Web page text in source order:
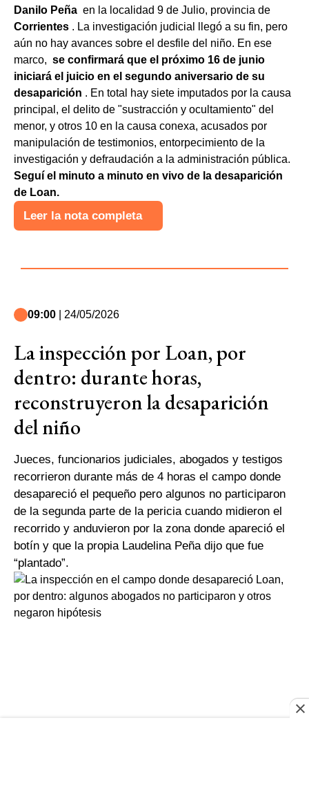
Danilo Peña en la localidad 9 de Julio, provincia de
Corrientes . La investigación judicial llegó a su fin, pero
aún no hay avances sobre el desfile del niño. En ese
marco, se confirmará que el próximo 16 de junio
iniciará el juicio en el segundo aniversario de su
desaparición . En total hay siete imputados por la causa
principal, el delito de "sustracción y ocultamiento" del
menor, y otros 10 en la causa conexa, acusados ​​por
manipulación de testimonios, entorpecimiento de la
investigación y defraudación a la administración pública.
Seguí el minuto a minuto en vivo de la desaparición
de Loan.
Leer la nota completa
09:00 | 24/05/2026
La inspección por Loan, por
dentro: durante horas,
reconstruyeron la desaparición
del niño
Jueces, funcionarios judiciales, abogados y testigos
recorrieron durante más de 4 horas el campo donde
desapareció el pequeño pero algunos no participaron
de la segunda parte de la pericia cuando midieron el
recorrido y anduvieron por la zona donde apareció el
botín y que la propia Laudelina Peña dijo que fue
“plantado”.